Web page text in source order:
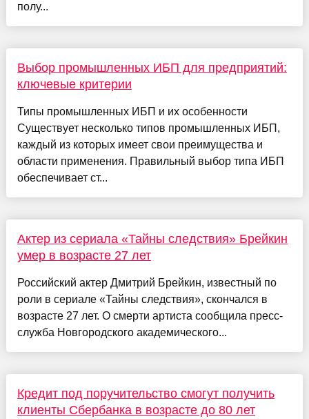
полу...
Выбор промышленных ИБП для предприятий:
ключевые критерии
Типы промышленных ИБП и их особенности
Существует несколько типов промышленных ИБП,
каждый из которых имеет свои преимущества и
области применения. Правильный выбор типа ИБП
обеспечивает ст...
Актер из сериала «Тайны следствия» Брейкин
умер в возрасте 27 лет
Российский актер Дмитрий Брейкин, известный по
роли в сериале «Тайны следствия», скончался в
возрасте 27 лет. О смерти артиста сообщила пресс-
служба Новгородского академического...
Кредит под поручительство смогут получить
клиенты Сбербанка в возрасте до 80 лет